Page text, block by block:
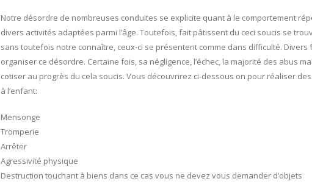
Notre désordre de nombreuses conduites se explicite quant à le comportement
divers activités adaptées parmi l’âge. Toutefois, fait pâtissent du ceci soucis se
sans toutefois notre connaître, ceux-ci se présentent comme dans difficulté.
organiser ce désordre. Certaine fois, sa négligence, l’échec, la majorité des abus
cotiser au progrès du cela soucis. Vous découvrirez ci-dessous on pour réaliser
à l’enfant:
Mensonge
Tromperie
Arrêter
Agressivité physique
Destruction touchant à biens dans ce cas vous ne devez vous demander d’objets